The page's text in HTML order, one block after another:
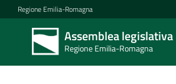
Vai al contenuto
Vai alla navigazione
Vai al footer
Regione Emilia-Romagna
Assemblea legislativa
Regione Emilia-Romagna
Assemblea
legislativa
Regione Emilia-